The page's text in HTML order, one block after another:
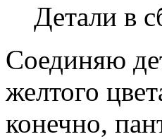
Детали в
Соединяю
желтого
конечно,